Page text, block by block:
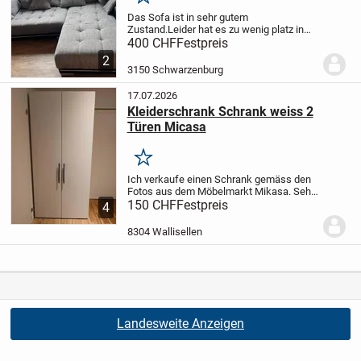
2
Das Sofa ist in sehr gutem
Zustand.Leider hat es zu wenig platz in
der neuen Wohnung. Deshalb bin ich
gezwungen es zu verkaufen.
400 CHFFestpreis
3150 Schwarzenburg
4
17.07.2026
Kleiderschrank Schrank weiss 2
Türen Micasa
Merken
Ich verkaufe einen Schrank gemäss den
Fotos aus dem Möbelmarkt Mikasa. Sehr
gute Qualität und hervorragender Zustand.
Sehr stabil. Der Neupreis lag bei etwa
650.-Fr.Die Abholung muss zwischen
150 CHFFestpreis
8304 Wallisellen
Landesweite Anzeigen